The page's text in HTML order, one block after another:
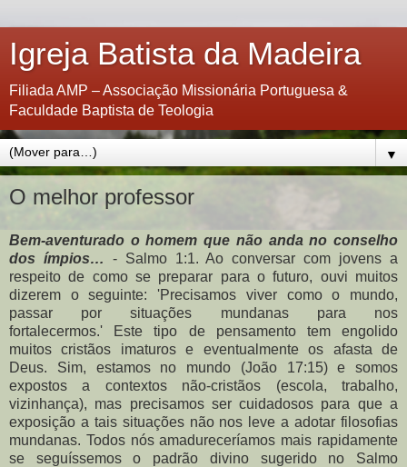
Igreja Batista da Madeira
Filiada AMP – Associação Missionária Portuguesa &
Faculdade Baptista de Teologia
▼
O melhor professor
Bem-aventurado o homem que não anda no conselho
dos ímpios…
- Salmo 1:1. Ao conversar com jovens a
respeito de como se preparar para o futuro, ouvi muitos
dizerem o seguinte: 'Precisamos viver como o mundo,
passar por situações mundanas para nos
fortalecermos.' Este tipo de pensamento tem engolido
muitos cristãos imaturos e eventualmente os afasta de
Deus. Sim, estamos no mundo (João 17:15) e somos
expostos a contextos não-cristãos (escola, trabalho,
vizinhança), mas precisamos ser cuidadosos para que a
exposição a tais situações não nos leve a adotar filosofias
mundanas. Todos nós amadureceríamos mais rapidamente
se seguíssemos o padrão divino sugerido no Salmo